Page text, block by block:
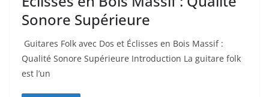
Sonore Supérieure
⁢ Guitares Folk avec Dos et ​Éclisses en Bois Massif :
Qualité Sonore Supérieure Introduction La guitare folk
est l’un